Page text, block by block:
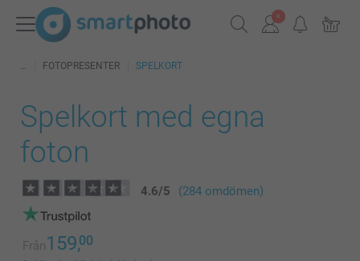
FOTOPRESENTER SPELKORT
Spelkort med egna
foton
4.6/5 (284 omdömen)
Från159,00